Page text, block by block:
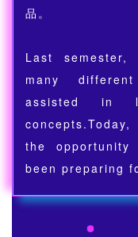
品。
Last
many
assisted in
the
been preparing